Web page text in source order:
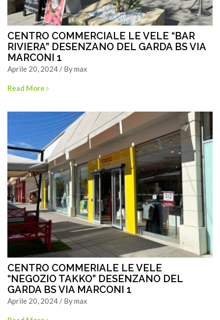
CENTRO COMMERCIALE LE VELE “BAR
RIVIERA” DESENZANO DEL GARDA BS VIA
MARCONI 1
Aprile 20, 2024 / By max
Read More
CENTRO COMMERIALE LE VELE
“NEGOZIO TAKKO” DESENZANO DEL
GARDA BS VIA MARCONI 1
Aprile 20, 2024 / By max